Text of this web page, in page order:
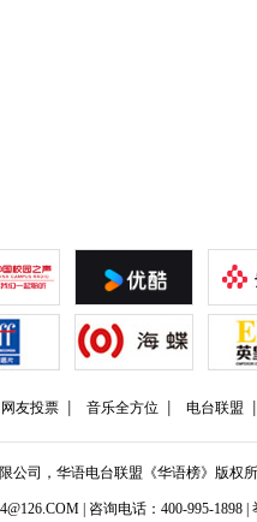
网友投票 音乐全方位 电台联盟
公司，华语电台联盟《华语榜》版权
| 咨询电话：400-995-1898 |